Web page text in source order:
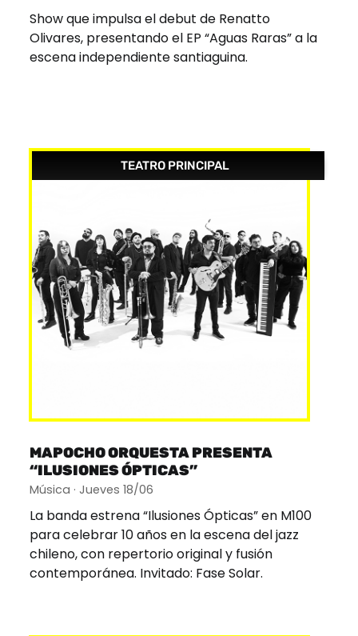
Show que impulsa el debut de Renatto
Olivares, presentando el EP “Aguas Raras” a la
escena independiente santiaguina.
TEATRO PRINCIPAL
MAPOCHO ORQUESTA PRESENTA
“ILUSIONES ÓPTICAS”
Música · Jueves 18/06
La banda estrena “Ilusiones Ópticas” en M100
para celebrar 10 años en la escena del jazz
chileno, con repertorio original y fusión
contemporánea. Invitado: Fase Solar.